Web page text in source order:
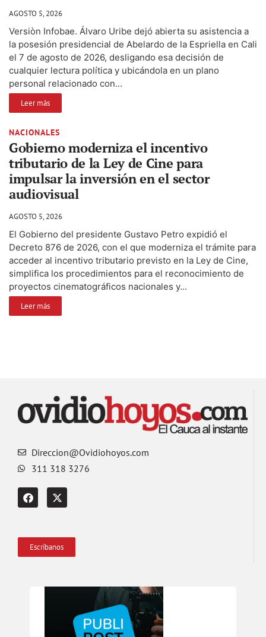
AGOSTO 5, 2026
Versiòn Infobae. Álvaro Uribe dejó abierta su asistencia a
la posesión presidencial de Abelardo de la Espriella en Cali
el 7 de agosto de 2026, desligando esa decisión de
cualquier lectura política y ubicándola en un plano
personal relacionado con...
Leer más
NACIONALES
Gobierno moderniza el incentivo
tributario de la Ley de Cine para
impulsar la inversión en el sector
audiovisual
AGOSTO 5, 2026
El Gobierno del presidente Gustavo Petro expidió el
Decreto 876 de 2026, con el que moderniza el trámite para
acceder al incentivo tributario previsto en la Ley de Cine,
simplifica los procedimientos para el reconocimiento de
proyectos cinematográficos nacionales y...
Leer más
Direccion@Ovidiohoyos.com
311 318 3276
Escríbanos